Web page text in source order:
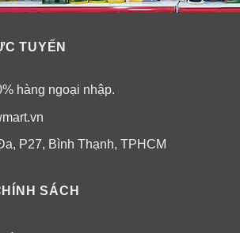
TUYẾN
hàng ngoại nhập.
P27, Bình Thạnh, TPHCM
SÁCH